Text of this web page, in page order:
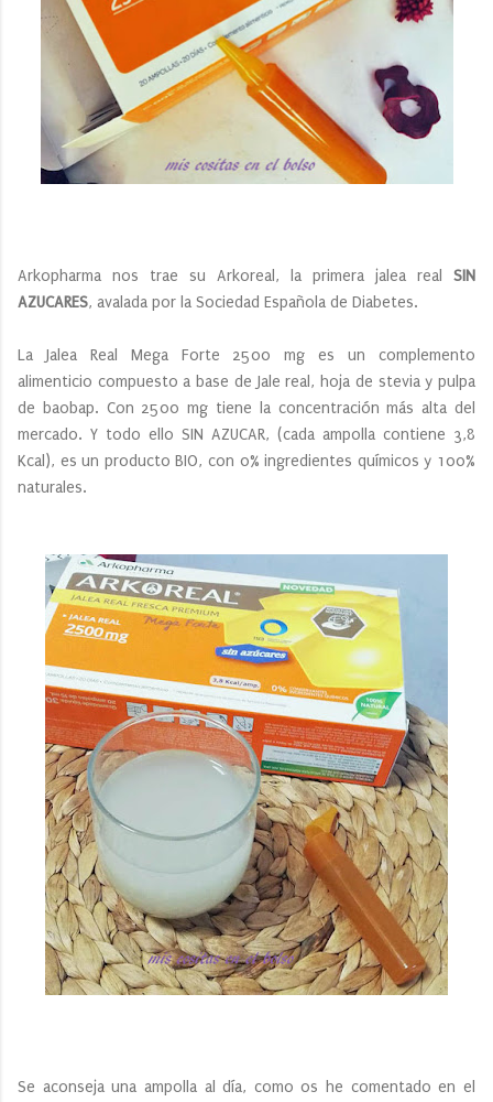
Arkopharma nos trae su Arkoreal, la primera jalea real SIN
AZUCARES, avalada por la Sociedad Española de Diabetes.
La Jalea Real Mega Forte 2500 mg es un complemento
alimenticio compuesto a base de Jale real, hoja de stevia y pulpa
de baobap. Con 2500 mg tiene la concentración más alta del
mercado. Y todo ello SIN AZUCAR, (cada ampolla contiene 3,8
Kcal), es un producto BIO, con 0% ingredientes químicos y 100%
naturales.
Se aconseja una ampolla al día, como os he comentado en el